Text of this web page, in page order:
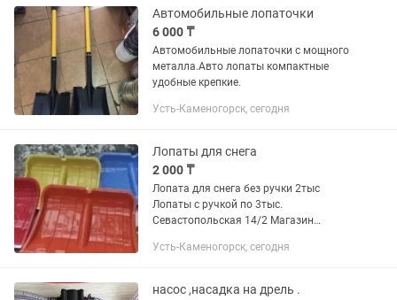
Автомобильные лопаточки
6 000 ₸
Автомобильные лопаточки с мощного
металла.Авто лопаты компактные
удобные крепкие.
Усть-Каменогорск, сегодня
Лопаты для снега
2 000 ₸
Лопата для снега без ручки 2тыс
Лопаты с ручкой по 3тыс.
Севастопольская 14/2 Магазин
Усть-Каменогорск, сегодня
насос ,насадка на дрель .